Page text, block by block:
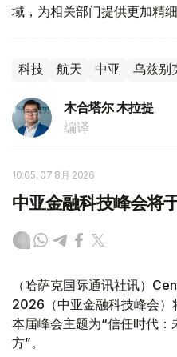
域，为相关部门提供更加精
科技 航天 中亚 乌兹别
木合塔尔 木拉提
编译
10:05, 07 8月 2026
中亚金融科技峰会将
（哈萨克国际通讯社讯）
2026（中亚金融科技峰会）
本届峰会主题为“信任时代
方”。